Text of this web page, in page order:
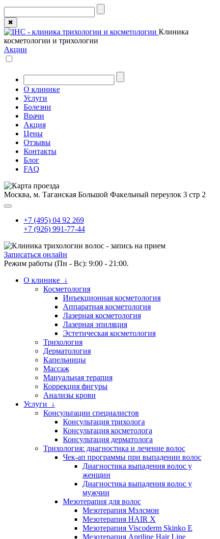
✖
Клиника
косметологии и трихологии
Акции
О клинике
Услуги
Болезни
Врачи
Акция
Цены
Отзывы
Контакты
Блог
FAQ
Москва, м. Таганская Большой Факельный переулок 3 стр 2
+7 (495) 04 92 269
+7 (926) 991-77-44
Записаться онлайн
Режим работы (Пн - Вс): 9:00 - 21:00.
О клинике ↓
Косметология
Инъекционная косметология
Аппаратная косметология
Лазерная косметология
Лазерная эпиляция
Эстетическая косметология
Трихология
Дерматология
Капельницы
Массаж
Мануальная терапия
Коррекция фигуры
Анализы крови
Услуги ↓
Консультации специалистов
Консультация трихолога
Консультация косметолога
Консультация дерматолога
Трихология: диагностика и лечение волос
Чек-ап программы при выпадении волос
Диагностика выпадения волос у
женщин
Диагностика выпадения волос у
мужчин
Мезотерапия для волос
Мезотерапия Мэлсмон
Мезотерапия HAIR X
Мезотерапия Viscoderm Skinko E
Мезотерапия Apriline Hair Line